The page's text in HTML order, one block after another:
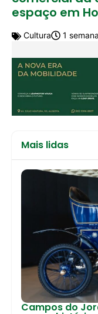
espaço em
Cultura 1
Mais lidas
Campos do